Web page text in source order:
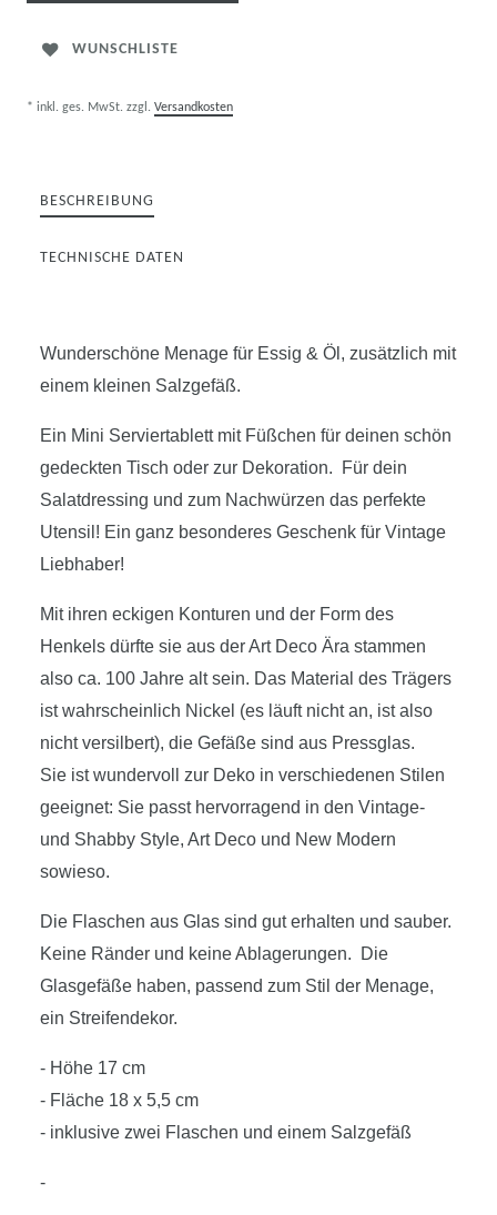
WUNSCHLISTE
* inkl. ges. MwSt. zzgl. Versandkosten
BESCHREIBUNG
TECHNISCHE DATEN
Wunderschöne Menage für Essig & Öl, zusätzlich mit
einem kleinen Salzgefäß.
Ein Mini Serviertablett mit Füßchen für deinen schön
gedeckten Tisch oder zur Dekoration. Für dein
Salatdressing und zum Nachwürzen das perfekte
Utensil! Ein ganz besonderes Geschenk für Vintage
Liebhaber!
Mit ihren eckigen Konturen und der Form des
Henkels dürfte sie aus der Art Deco Ära stammen
also ca. 100 Jahre alt sein. Das Material des Trägers
ist wahrscheinlich Nickel (es läuft nicht an, ist also
nicht versilbert), die Gefäße sind aus Pressglas.
Sie ist wundervoll zur Deko in verschiedenen Stilen
geeignet: Sie passt hervorragend in den Vintage-
und Shabby Style, Art Deco und New Modern
sowieso.
Die Flaschen aus Glas sind gut erhalten und sauber.
Keine Ränder und keine Ablagerungen. Die
Glasgefäße haben, passend zum Stil der Menage,
ein Streifendekor.
- Höhe 17 cm
- Fläche 18 x 5,5 cm
- inklusive zwei Flaschen und einem Salzgefäß
-